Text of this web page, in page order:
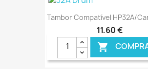
Tambor Compatível HP32A/
11,60 €
